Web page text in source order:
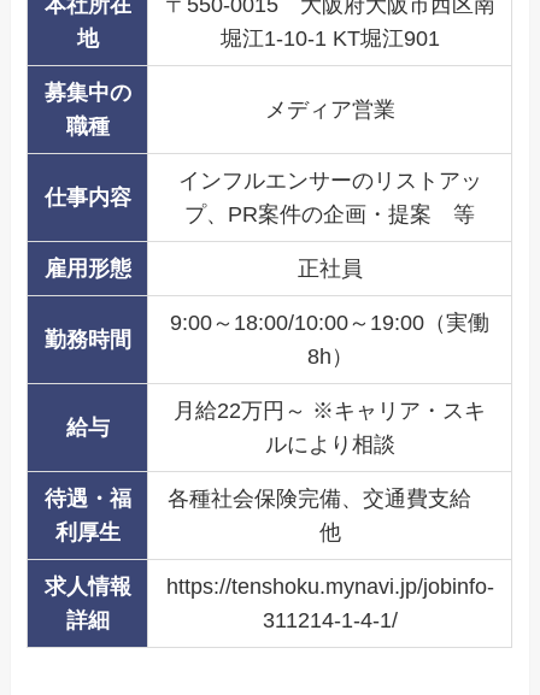
本社所在
地
〒550-0015 大阪府大阪市西区南
堀江1-10-1 KT堀江901
募集中の
職種
メディア営業
仕事内容
インフルエンサーのリストアッ
プ、PR案件の企画・提案 等
雇用形態 正社員
勤務時間
9:00～18:00/10:00～19:00（実働
8h）
給与
月給22万円～ ※キャリア・スキ
ルにより相談
待遇・福
利厚生
各種社会保険完備、交通費支給
他
求人情報
詳細
https://tenshoku.mynavi.jp/jobinfo-
311214-1-4-1/